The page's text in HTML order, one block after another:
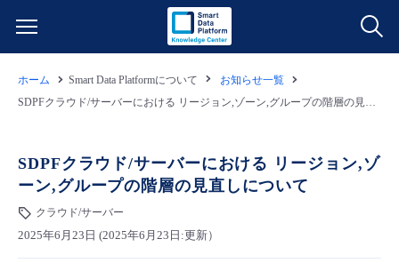
クラウド/サーバー
ネットワーク
データ利活用
クラウド/サーバー
料金情報
料金シミュレーター
ご利用開始ガイド
ホーム Smart Data Platformについて
お知らせ一覧
SDPFクラウド/サーバーにおける リージョン,ゾーン,グループの階層の見直しについて
SDPFクラウド/サーバーにおける リージョン,ゾ
ーン,グループの階層の見直しについて
クラウド/サーバー
2025年6月23日 (2025年6月23日:更新）